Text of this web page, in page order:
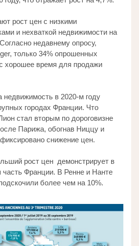
рост цен с низкими
и нехваткой недвижимости на
недавнему опросу,
только 34% опрошенных
хорошее время для продажи
недвижимость в 2020-м году
городах Франции. Что
стал вторым по дороговизне
Парижа, обогнав Ниццу и
снижение цен.
рост цен  демонстрирует в
часть Франции. В Ренне и Нанте
более чем на 10%.